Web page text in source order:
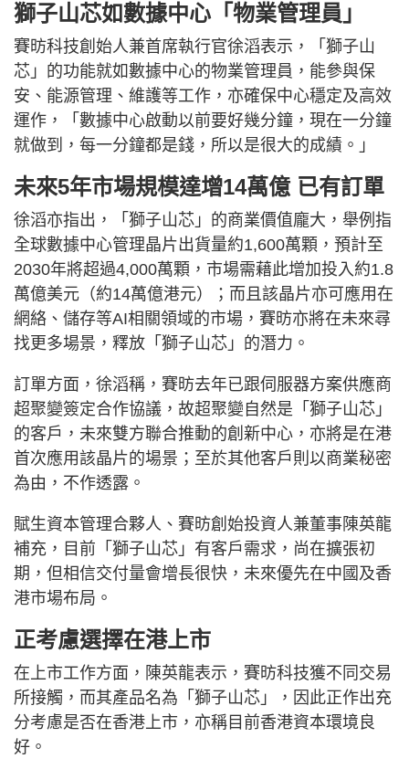
獅子山芯如數據中心「物業管理員」
賽昉科技創始人兼首席執行官徐滔表示，「獅子山
芯」的功能就如數據中心的物業管理員，能參與保
安、能源管理、維護等工作，亦確保中心穩定及高效
運作，「數據中心啟動以前要好幾分鐘，現在一分鐘
就做到，每一分鐘都是錢，所以是很大的成績。」
未來5年市場規模達增14萬億 已有訂單
徐滔亦指出，「獅子山芯」的商業價值龐大，舉例指
全球數據中心管理晶片出貨量約1,600萬顆，預計至
2030年將超過4,000萬顆，市場需藉此增加投入約1.8
萬億美元（約14萬億港元）；而且該晶片亦可應用在
網絡、儲存等AI相關領域的市場，賽昉亦將在未來尋
找更多場景，釋放「獅子山芯」的潛力。
訂單方面，徐滔稱，賽昉去年已跟伺服器方案供應商
超聚變簽定合作協議，故超聚變自然是「獅子山芯」
的客戶，未來雙方聯合推動的創新中心，亦將是在港
首次應用該晶片的場景；至於其他客戶則以商業秘密
為由，不作透露。
賦生資本管理合夥人、賽昉創始投資人兼董事陳英龍
補充，目前「獅子山芯」有客戶需求，尚在擴張初
期，但相信交付量會增長很快，未來優先在中國及香
港市場布局。
正考慮選擇在港上市
在上市工作方面，陳英龍表示，賽昉科技獲不同交易
所接觸，而其產品名為「獅子山芯」，因此正作出充
分考慮是否在香港上市，亦稱目前香港資本環境良
好。